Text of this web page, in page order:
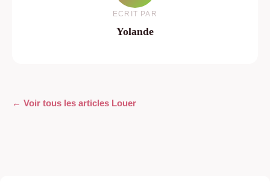
ECRIT PAR
Yolande
← Voir tous les articles Louer